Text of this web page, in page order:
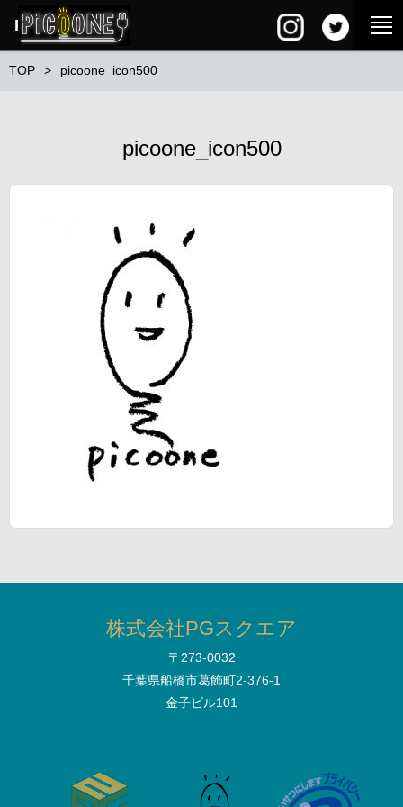
PG SQUARE
TOP picoone_icon500
picoone_icon500
株式会社PGスクエア
〒273-0032
千葉県船橋市葛飾町2-376-1
金子ビル101